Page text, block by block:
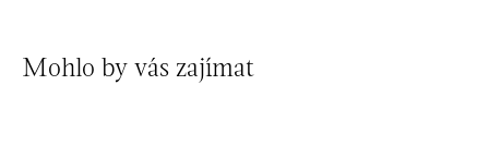
ALO diamonds OC Avion, Bratislava
Ivanská cesta 16, 821 04 Bratislava
Mohlo by vás zajímat